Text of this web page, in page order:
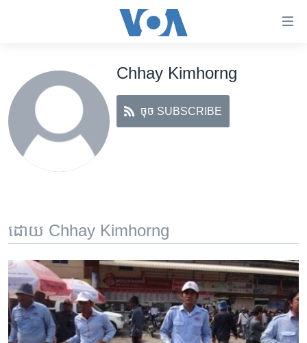
ទាក់ទង
រំលង​
និង​
ចូល​
ទៅ​​
រំលង​
និង​
ចូល​
ទៅ​
ទំព័រ​
រចនា
សម្ព័ន្ធ​
អន្តរជាតិ
អាមេរិក
ចិន
ហេឡូវីអូអេ
ទូរទស្សន៍ / វីដេអូ​
វិទ្យុ / ផតខាសថ៍
កម្មវិធីទាំងអស់
Khmer English
Chhay Kimhorng
ចុច SUBSCRIBE
ដោយ Chhay Kimhorng